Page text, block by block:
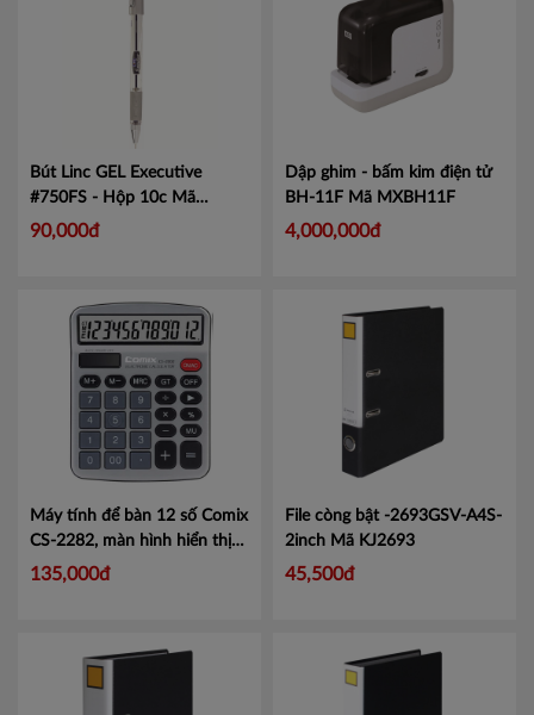
Bút Linc GEL Executive
#750FS - Hộp 10c Mã
LIN750
90,000đ
Dập ghim - bấm kim điện tử
BH-11F Mã MXBH11F
4,000,000đ
Máy tính để bàn 12 số Comix
CS-2282, màn hình hiển thị
lớn tiện lợi.
135,000đ
File còng bật -2693GSV-A4S-
2inch Mã KJ2693
45,500đ